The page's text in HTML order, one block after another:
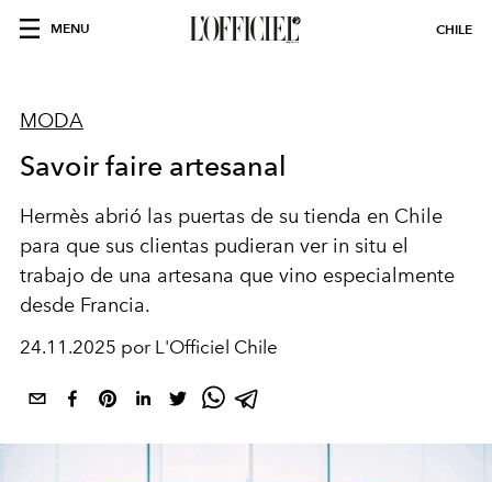
MENU CHILE
MODA
Savoir faire artesanal
Hermès abrió las puertas de su tienda en Chile
para que sus clientas pudieran ver in situ el
trabajo de una artesana que vino especialmente
desde Francia.
24.11.2025 por L'Officiel Chile